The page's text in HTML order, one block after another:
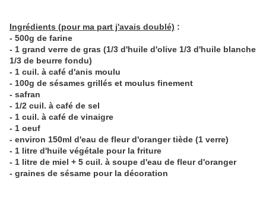
Ingrédients (pour ma part j'avais doublé) :
- 500g de farine
- 1 grand verre de gras (1/3 d'huile d'olive 1/3 d'huile blanche
1/3 de beurre fondu)
- 1 cuil. à café d'anis moulu
- 100g de sésames grillés et moulus finement
- safran
- 1/2 cuil. à café de sel
- 1 cuil. à café de vinaigre
- 1 oeuf
- environ 150ml d'eau de fleur d'oranger tiède (1 verre)
- 1 litre d'huile végétale pour la friture
- 1 litre de miel + 5 cuil. à soupe d'eau de fleur d'oranger
- graines de sésame pour la décoration